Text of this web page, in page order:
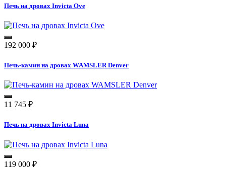
Печь на дровах Invicta Ove
192 000 ₽
Печь-камин на дровах WAMSLER Denver
11 745 ₽
Печь на дровах Invicta Luna
119 000 ₽